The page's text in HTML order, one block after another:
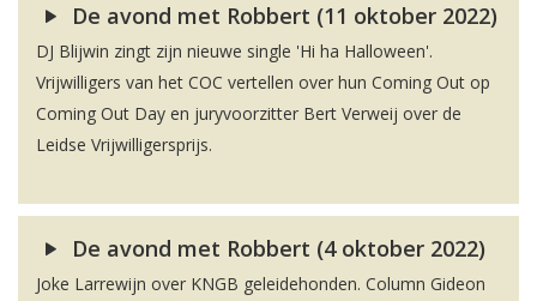
De avond met Robbert (11 oktober 2022)
DJ Blijwin zingt zijn nieuwe single 'Hi ha Halloween'.
Vrijwilligers van het COC vertellen over hun Coming Out op
Coming Out Day en juryvoorzitter Bert Verweij over de
Leidse Vrijwilligersprijs.
De avond met Robbert (4 oktober 2022)
Joke Larrewijn over KNGB geleidehonden. Column Gideon